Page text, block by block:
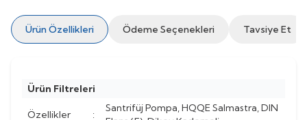
Ürün Özellikleri Ödeme Seçenekleri Tavsiye Et
Ürün Filtreleri
Özellikler :
Santrifüj Pompa, HQQE Salmastra, DIN